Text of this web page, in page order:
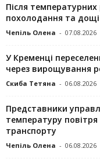
Після температурних
похолодання та дощі
Чепіль Олена - 07.08.2026
У Кременці
через вирощування
Скиба Тетяна - 06.08.2026
Представники
температуру
транспорту
Чепіль Олена - 06.08.2026